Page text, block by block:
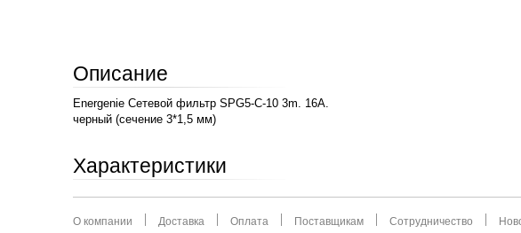
Описание
Energenie Сетевой фильтр SPG5-C-10 3m. 16А.
черный (сечение 3*1,5 мм)
Характеристики
О компании Доставка Оплата Поставщикам Сотрудничество